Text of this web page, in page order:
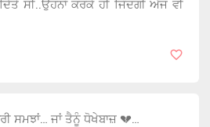
ਸੀ..ਉਹਨਾਂ ਕਰਕੇ ਹੀ ਜਿੰਦਗੀ ਅੱਜ ਵੀ
ਸਮਝਾਂ… ਜਾਂ ਤੈਨੂੰ ਧੋਖੇਬਾਜ਼ 💔…